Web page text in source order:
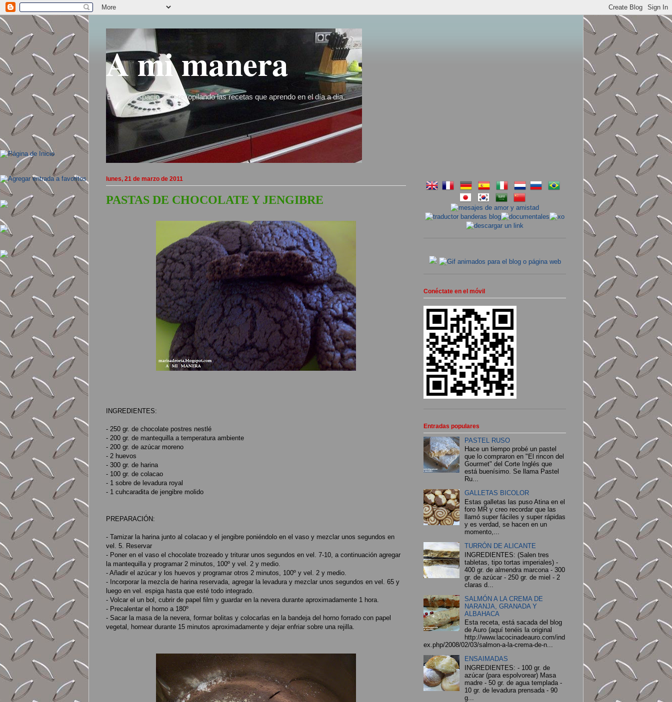
A mi manera
En este espacio, voy recopilando las recetas que aprendo en el día a día.
lunes, 21 de marzo de 2011
PASTAS DE CHOCOLATE Y JENGIBRE
INGREDIENTES:
- 250 gr. de chocolate postres nestlé
- 200 gr. de mantequilla a temperatura ambiente
- 200 gr. de azúcar moreno
- 2 huevos
- 300 gr. de harina
- 100 gr. de colacao
- 1 sobre de levadura royal
- 1 cuhcaradita de jengibre molido
PREPARACIÓN:
- Tamizar la harina junto al colacao y el jengibre poniéndolo en el vaso y mezclar unos segundos en
vel. 5. Reservar
- Poner en el vaso el chocolate trozeado y triturar unos segundos en vel. 7-10, a continuación agregar
la mantequilla y programar 2 minutos, 100º y vel. 2 y medio.
- Añadir el azúcar y los huevos y programar otros 2 minutos, 100º y vel. 2 y medio.
- Incorporar la mezcla de harina reservada, agregar la levadura y mezclar unos segundos en vel. 65 y
luego en vel. espiga hasta que esté todo integrado.
- Volcar el un bol, cubrir de papel film y guardar en la nevera durante aproximadamente 1 hora.
- Precalentar el horno a 180º
- Sacar la masa de la nevera, formar bolitas y colocarlas en la bandeja del horno forrado con papel
vegetal, hornear durante 15 minutos aproximadamente y dejar enfriar sobre una rejilla.
Conéctate en el móvil
Entradas populares
PASTEL RUSO
Hace un tiempo probé un pastel
que lo compraron en "El rincon del
Gourmet" del Corte Inglés que
está buenísimo. Se llama Pastel
Ru...
GALLETAS BICOLOR
Estas galletas las puso Atina en el
foro MR y creo recordar que las
llamó super fáciles y super rápidas
y es verdad, se hacen en un
momento,...
TURRÓN DE ALICANTE
INGREDIENTES: (Salen tres
tabletas, tipo tortas imperiales) -
400 gr. de almendra marcona - 300
gr. de azúcar - 250 gr. de miel - 2
claras d...
SALMÓN A LA CREMA DE
NARANJA, GRANADA Y
ALBAHACA
Esta receta, está sacada del blog
de Auro (aquí tenéis la original
http://www.lacocinadeauro.com/ind
ex.php/2008/02/03/salmon-a-la-crema-de-n...
ENSAIMADAS
INGREDIENTES: - 100 gr. de
azúcar (para espolvorear) Masa
madre - 50 gr. de agua templada -
10 gr. de levadura prensada - 90
g...